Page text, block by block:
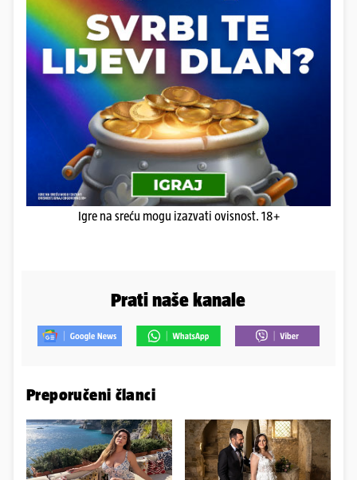
Igre na sreću mogu izazvati ovisnost. 18+
Prati naše kanale
Preporučeni članci